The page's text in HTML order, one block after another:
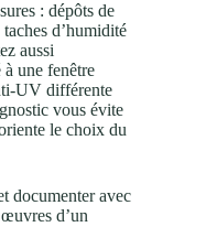
: dépôts de
d’humidité
aussi
une fenêtre
différente
vous évite
le choix du
documenter avec
d’un